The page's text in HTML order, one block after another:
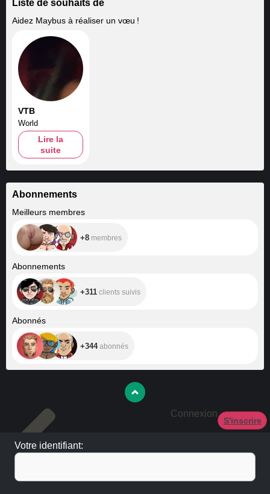
Liste de souhaits de
Aidez Maybus à réaliser un vœu !
VTB
World
Lire la
suite
Abonnements
Meilleurs membres
+8 membres
Abonnements
+311 clients suivis
Abonnés
+344abonnés
Connexion
S'inscrire
Votre identifiant: